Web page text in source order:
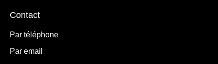
Contact
Par téléphone
Par email